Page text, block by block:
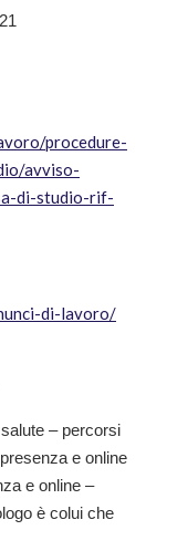
procedure-
avviso-
di-studio-rif-
di-lavoro/
– percorsi
e online
e online –
è colui che